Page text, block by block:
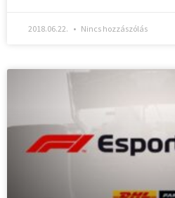
2018.06.22. Nincs hozzászólás